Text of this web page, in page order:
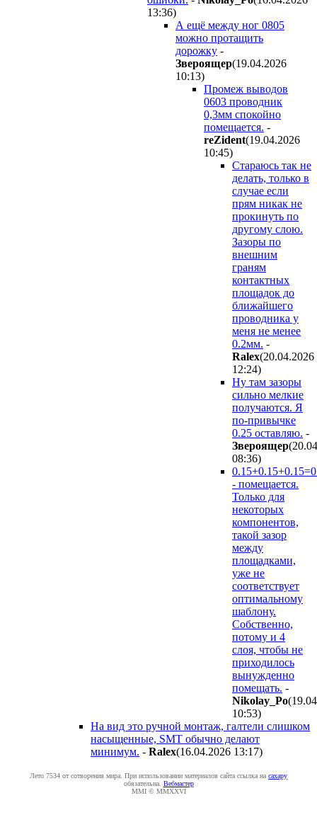
13:36)
А ещё между ног 0805
можно протащить
дорожку -
Звepoящep(19.04.2026
10:13)
Промеж выводов
0603 проводник
0,3мм спокойно
помещается. -
reZident(19.04.2026
10:45)
Стараюсь так не
делать, только в
случае если
прям никак не
прокинуть по
другому слою.
Зазоры по
внешним
граням
контактных
площадок до
ближайшего
проводника у
меня не менее
0.2мм. -
Ralex(20.04.2026
12:24)
Ну там зазоры
сильно мелкие
получаются. Я
по-привычке
0.25 оставляю. -
Звepoящep
08:36)
- помещается.
Только для
некоторых
компонентов,
такой зазор
между
площадками,
уже не
соответствует
оптимальному
шаблону.
Собственно,
потому и 4
слоя, чтобы не
приходилось
вынужденно
помещать. -
Nikolay_Po
10:53)
На вид это ручной монтаж, галтели слишком
насыщенные, SMT обычно делают
минимум. - Ralex(16.04.2026 13:17)
Лето 7534 от сотворения мира. При использовании материалов сайта ссылка на caxapу
обязательна. Вебмастер
MMI © MMXXVI